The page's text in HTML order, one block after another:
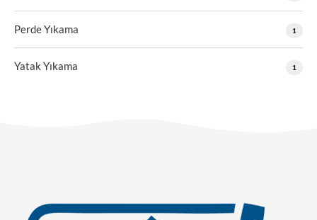
Perde Yıkama 1
Yatak Yıkama 1